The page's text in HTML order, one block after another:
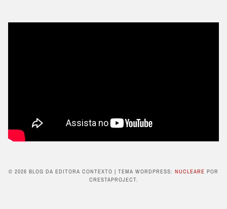
© 2026 BLOG DA EDITORA CONTEXTO | TEMA WORDPRESS: NUCLEARE POR
CRESTAPROJECT.